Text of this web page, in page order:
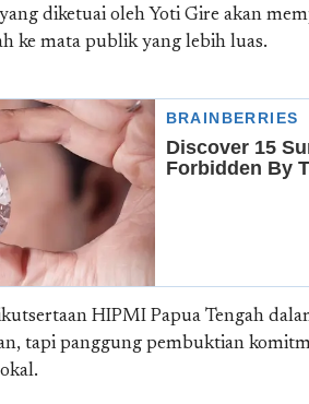
diketuai oleh Yoti Gire akan
ke mata publik yang lebih luas.
HIPMI Papua Tengah
tapi panggung pembuktian